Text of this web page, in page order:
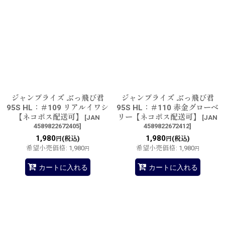
ジャンプライズ ぶっ飛び君
95S HL：＃109 リアルイワシ
【ネコポス配送可】
[JAN
4589822672405]
1,980円(税込)
希望小売価格: 1,980円
カートに入れる
ジャンプライズ ぶっ飛び君
95S HL：＃110 赤金グローベ
リー【ネコポス配送可】
[JAN
4589822672412]
1,980円(税込)
希望小売価格: 1,980円
カートに入れる